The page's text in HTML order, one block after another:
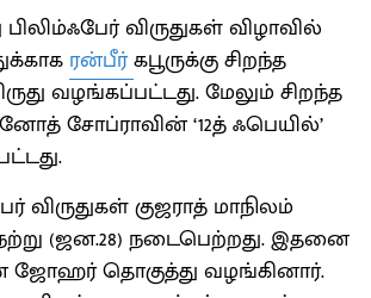
பிலிம்ஃபேர் விருதுகள் விழாவில்
ரன்பீர்கபூருக்கு சிறந்த
வழங்கப்பட்டது. மேலும் சிறந்த
சோப்ராவின் ‘12த் ஃபெயில்’
விருதுகள் குஜராத் மாநிலம்
(ஜன.28) நடைபெற்றது. இதனை
ஜோஹர் தொகுத்து வழங்கினார்.